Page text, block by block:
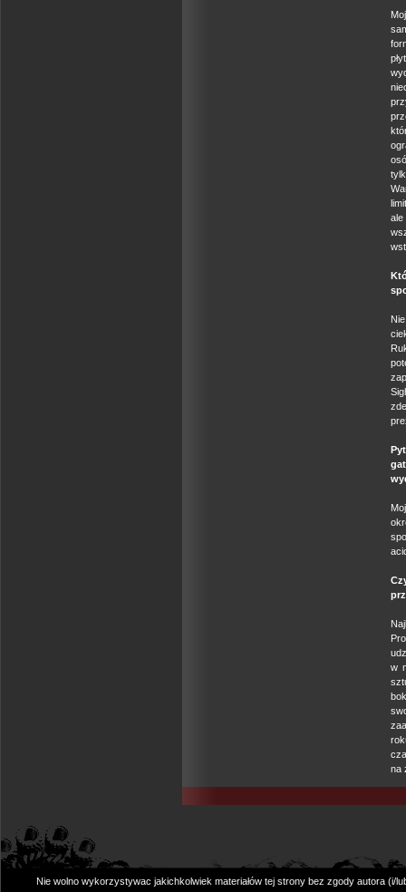
w
na
Nie wolno wykorzystywac jakichkolwiek materiałów tej strony bez zgody autora